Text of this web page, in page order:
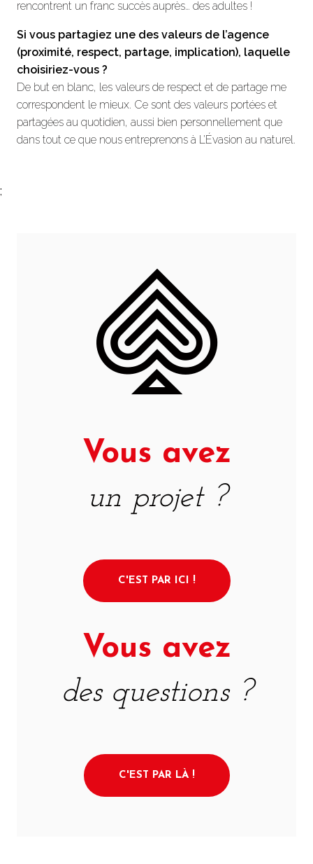
rencontrent un franc succès auprès… des adultes !
Si vous partagiez une des valeurs de l’agence
(proximité, respect, partage, implication), laquelle
choisiriez-vous ?
De but en blanc, les valeurs de respect et de partage me
correspondent le mieux. Ce sont des valeurs portées et
partagées au quotidien, aussi bien personnellement que
dans tout ce que nous entreprenons à L’Évasion au naturel.
;
Vous avez
un projet ?
C'EST PAR ICI !
Vous avez
des questions ?
C'EST PAR LÀ !